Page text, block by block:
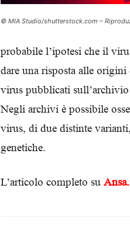
© MIA Studio/shutterstock.com –
probabile l’ipotesi che il
dare una risposta alle
virus pubblicati
Negli archivi è possibile
virus, di due distinte
genetiche.
L’articolo completo su